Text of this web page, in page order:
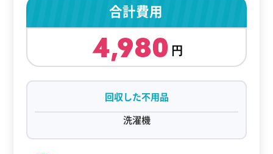
合計費用
4,980
回収した不用品
洗濯機